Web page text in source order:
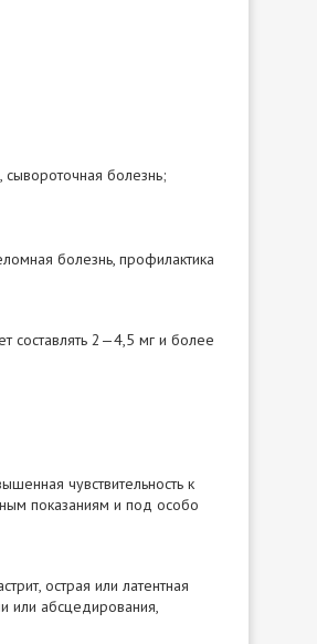
сывороточная болезнь;
болезнь, профилактика
составлять 2—4,5 мг и более
чувствительность к
показаниям и под особо
острая или латентная
или абсцедирования,